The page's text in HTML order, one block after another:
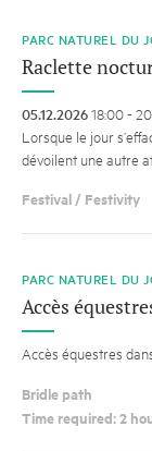
PARC NATUREL DU
Raclette
05.12.202618:00 -
Lorsque le jour
dévoilent une autre
Festival / Festivity
PARC NATUREL DU
Accès
Accès équestres
Bridle path
Time required: 2